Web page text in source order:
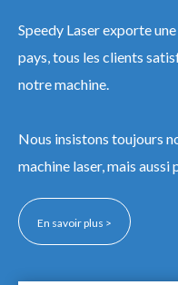
Speedy Laser exporte
pays, tous les clients
notre machine.
Nous insistons toujours
machine laser, mais aussi
En savoir plus >